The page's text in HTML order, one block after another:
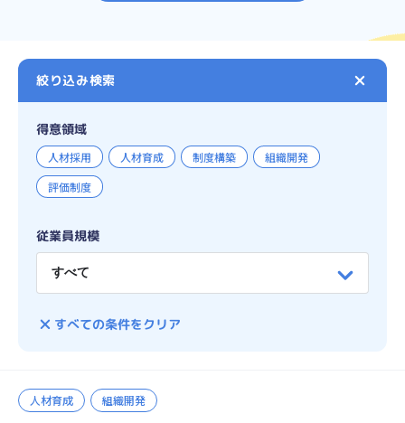
絞り込み検索
得意領域
人材採用 人材育成 制度構築
組織開発
評価制度
従業員規模
すべての条件をクリア
人材育成 組織開発